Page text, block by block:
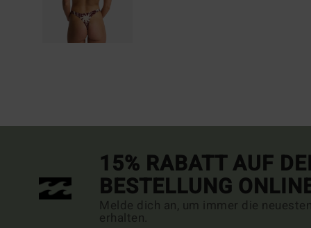
15% RABATT AUF
BESTELLUNG
Melde dich an, um immer die
erhalten.